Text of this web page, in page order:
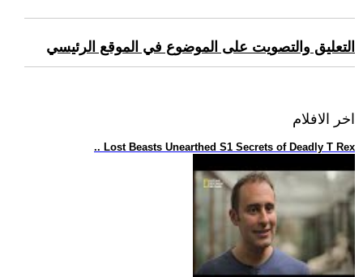
التعليق والتصويت على الموضوع في الموقع الرئيسي
اخر الافلام
.. Lost Beasts Unearthed S1 Secrets of Deadly T Rex